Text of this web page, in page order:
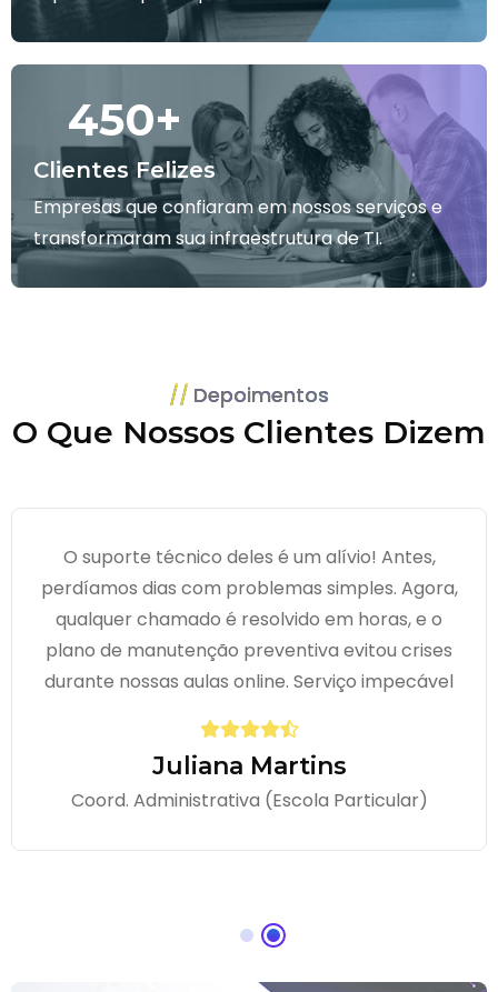
Clientes Felizes
450+
Empresas que confiaram em nossos serviços e
transformaram sua infraestrutura de TI.
Depoimentos
O Que Nossos Clientes Dizem
O suporte técnico deles é um alívio! Antes,
perdíamos dias com problemas simples. Agora,
qualquer chamado é resolvido em horas, e o
plano de manutenção preventiva evitou crises
durante nossas aulas online. Serviço impecável
Juliana Martins
Coord. Administrativa (Escola Particular)